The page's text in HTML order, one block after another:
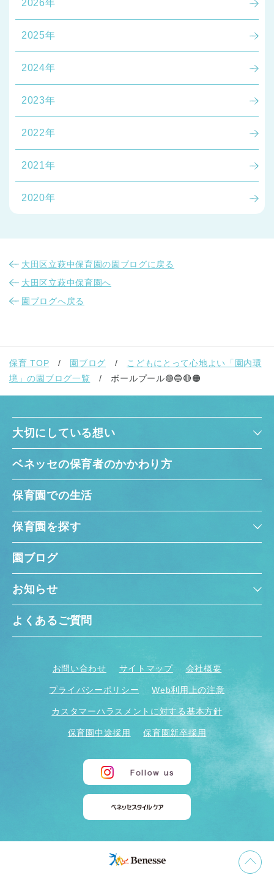
2026年
2025年
2024年
2023年
2022年
2021年
2020年
大田区立萩中保育園の園ブログに戻る
大田区立萩中保育園へ
園ブログへ戻る
保育 TOP 園ブログ
こどもにとって心地よい「園内環
境」の園ブログ一覧
ボールプール🟢🔵🔴🟠
大切にしている想い
ベネッセの保育者のかかわり方
保育園での生活
保育園を探す
園ブログ
お知らせ
よくあるご質問
お問い合わせ サイトマップ 会社概要
プライバシーポリシー Web利用上の注意
カスタマーハラスメントに対する基本方針
保育園中途採用 保育園新卒採用